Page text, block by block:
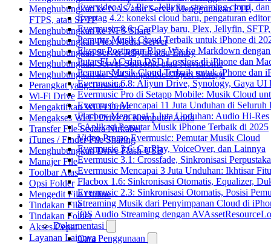
Evervideo 1.7: Plex, Jellyfin, streaming cloud,
Evertag 4.2: koneksi cloud baru, pengaturan
Evermusic 8.6: CarPlay baru, Plex, Jellyfin,
Pemutar Musik Cloud Terbaik untuk iPhone di
Ekspor Postingan Blog Wix ke Markdown
Putar FLAC dan DSD Lossless di iPhone dan
Pemutar Musik Cloud Terbaik untuk iPhone dan
Evermusic 6.8: Aliyun Drive, Synology, Gaya UI
Evermusic Pro di Setapp Mobile: Musik Cloud
Evermusic Mencapai 11 Juta Unduhan di Seluruh
Flacbox Mencapai 1 Juta Unduhan: Audio Hi-Res
5 Aplikasi Pemutar Musik iPhone Terbaik di 2025
Video Promo Evermusic: Pemutar Musik Cloud
Evermusic 3.6: CarPlay, VoiceOver, dan Lainnya
Evermusic 3.1: Crossfade, Sinkronisasi
Evermusic Mencapai 3 Juta Unduhan: Ikhtisar
Flacbox 1.6: Sinkronisasi Otomatis, Equalizer,
Evermusic 2.3: Sinkronisasi Otomatis, Posisi
Streaming Musik dari Penyimpanan Cloud di
iOS Audio Streaming dengan
Dokumentasi
Cara Penggunaan
Menghubungkan ke NAS atau Server Menggunakan FTP,
FTPS, atau SFTP
Menghubungkan ke NFS Share
Menghubungkan Plex Media Server
Menghubungkan Server Jellyfin atau Emby
Menghubungkan Server Subsonic atau Navidrome
Menghubungkan ke S3-Compatible Object Storage
Perangkat yang Tersedia
Wi-Fi Drive
Mengaktifkan Wi-Fi Drive
Mengakses Wi-Fi Drive di Komputer Anda
Transfer File Secara Nirkabel
iTunes / Finder File Sharing
Menghubungkan Drive Flash USB
Manajer File
Toolbar Atas
Opsi Folder
Mengedit File Online
Tindakan File
Tindakan Folder
Akses Cepat
Layanan Lainnya